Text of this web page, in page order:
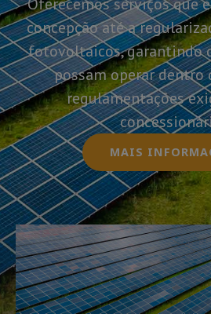
concepção até a
fotovoltaicos, garantindo
possam operar dentro
regulamentações
MAIS